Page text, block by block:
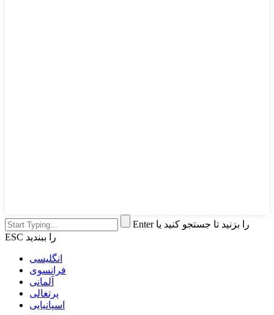
Enter را بزنید تا جستجو کنید یا
ESC را ببندید
انگلیسی
فرانسوی
آلمانی
پرتغالی
اسپانیایی